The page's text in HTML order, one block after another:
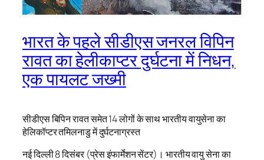
भारत के पहले सीडीएस जनरल विपिन
रावत का हेलीकाप्टर दुर्घटना में निधन,
एक पायलट जख्मी
सीडीएस बिपिन रावत समेत 14 लोगों के साथ भारतीय वायुसेना का
हेलिकॉप्टर तमिलनाडु में दुर्घटनाग्रस्त
नई दिल्ली 8 दिसंबर (प्रेस इंफार्मेशन सेंटर)। भारतीय वायु सेना का